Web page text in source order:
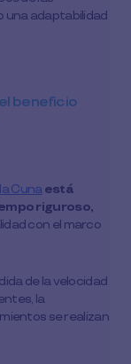
una adaptabilidad
beneficio
Cuna está
riguroso,
con el marco
de la velocidad
la
se realizan